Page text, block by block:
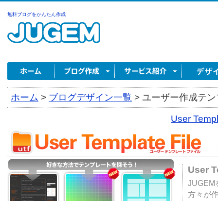
無料ブログをかんたん作成
ホーム > ブログデザイン一覧 > ユーザー作成テ
User
User
JUGEM
方々が